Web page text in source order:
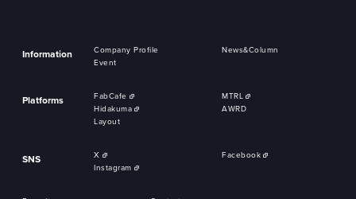
Information Company Profile
News&Column
Event
Platforms FabCafe
MTRL
Hidakuma
AWRD
Layout
SNS X
Facebook
Instagram